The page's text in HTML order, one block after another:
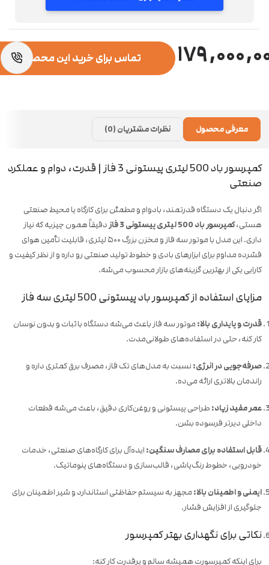
درجه حفاظت (IP) IP55
روش اتصال مثلث / ستاره (Δ/Y) تماس برای خرید این محصول
معرفی محصول نظرات مشتریان (0)
کمپرسور باد 500 لیتری پیستونی 3 فاز | قدرت، دوام و عملکرد
صنعتی
اگر دنبال یک دستگاه قدرتمند، بادوام و مطمئن برای کارگاه یا محیط صنعتی
هستی،کمپرسور باد 500 لیتری پیستونی 3 فاز
دقیقاً همون چیزیه که نیاز
داری. این مدل با موتور سه فاز و مخزن بزرگ ۵۰۰ لیتری، قابلیت تأمین هوای
فشرده مداوم برای ابزارهای بادی و خطوط تولید صنعتی رو داره و از نظر کیفیت و
کارایی یکی از بهترین گزینه‌های بازار محسوب می‌شه.
مزایای استفاده از کمپرسور باد پیستونی 500 لیتری سه فاز
قدرت و پایداری بالا: موتور سه فاز باعث می‌شه دستگاه با ثبات و بدون نوسان
کار کنه، حتی در استفاده‌های طولانی‌مدت.
صرفه‌جویی در انرژی: نسبت به مدل‌های تک فاز، مصرف برق کمتری داره و
راندمان بالاتری ارائه می‌ده.
عمر مفید زیاد: طراحی پیستونی و روغن‌کاری دقیق، باعث می‌شه قطعات
داخلی دیرتر فرسوده بشن.
قابل استفاده برای مصارف سنگین: ایده‌آل برای کارگاه‌های صنعتی، خدمات
خودرویی، خطوط رنگ‌پاشی، قالب‌سازی و دستگاه‌های پنوماتیک.
ایمنی و اطمینان بالا: مجهز به سیستم حفاظتی استاندارد و شیر اطمینان برای
جلوگیری از افزایش فشار.
نکاتی برای نگهداری بهتر کمپرسور
برای اینکه کمپرسورت همیشه سالم و پرقدرت کار کنه: